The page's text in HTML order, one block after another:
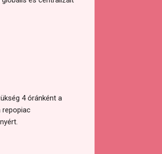
4 óránként a
repopiac